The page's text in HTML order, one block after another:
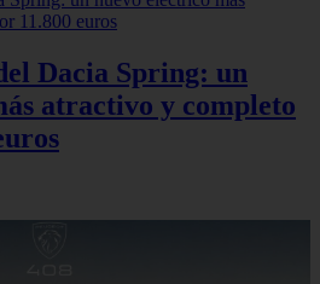
Dacia Spring: un
atractivo y completo